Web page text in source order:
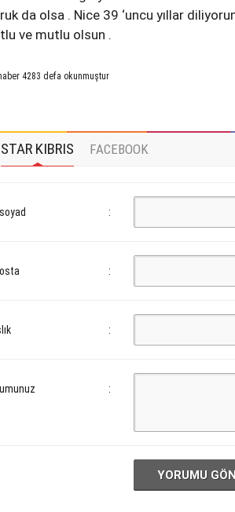
da olsa . Nice 39 ‘uncu yıllar
ve mutlu olsun .
4283 defa okunmuştur
STAR KIBRIS FACEBOOK
:
:
:
:
YORUMU